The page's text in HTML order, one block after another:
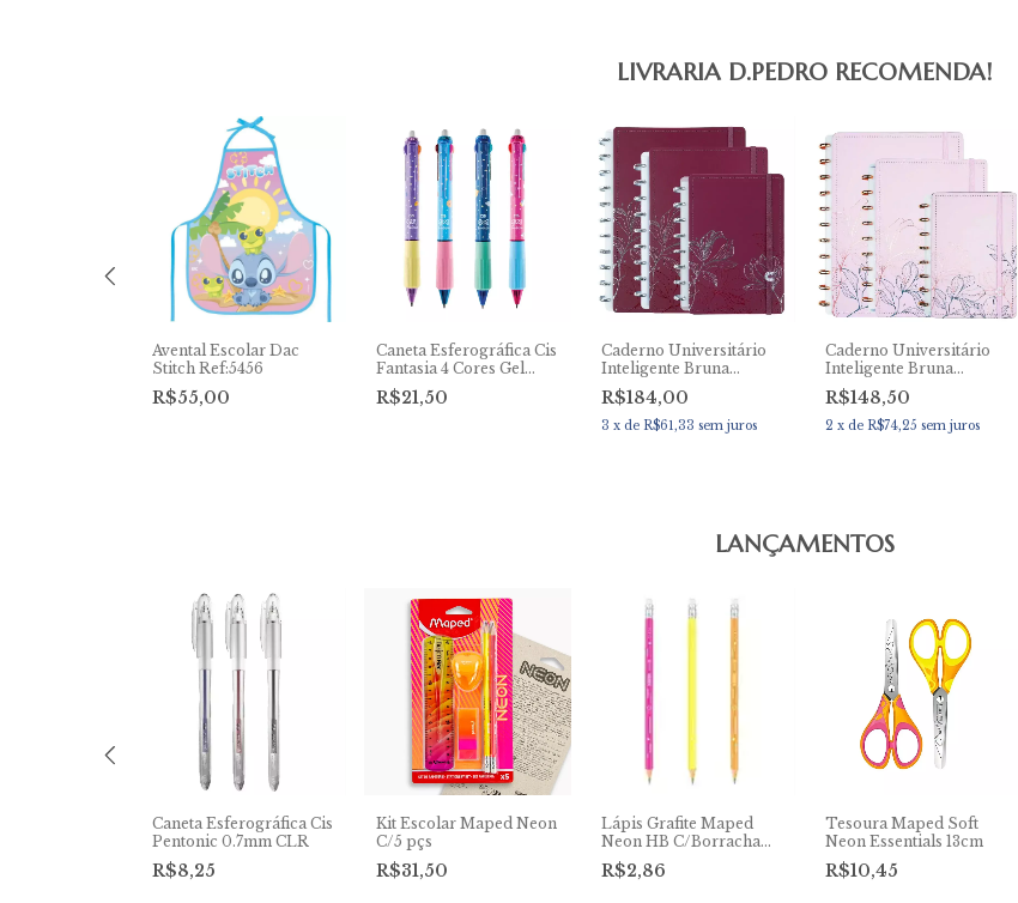
LIVRARIA D.PEDRO RECOMENDA!
Avental Escolar Dac
Stitch Ref:5456
R$55,00
Caneta Esferográfica Cis
Fantasia 4 Cores Gel
Apagável 0.5mm
R$21,50
Caderno Universitário
Inteligente Bruna
Tavares Cherry
R$184,00
3 x de R$61,33 sem juros
Caderno Universitário
Inteligente Bruna
Tavares House
R$148,50
2 x de R$74,25 sem juros
LANÇAMENTOS
Caneta Esferográfica Cis
Pentonic 0.7mm CLR
R$8,25
Kit Escolar Maped Neon
C/5 pçs
R$31,50
Lápis Grafite Maped
Neon HB C/Borracha
Black Peps
R$2,86
Tesoura Maped Soft
Neon Essentials 13cm
R$10,45